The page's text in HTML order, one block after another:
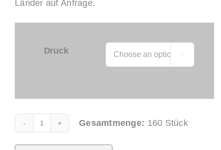
Länder auf Anfrage.
Druck 
Caipirinha
Cup
Gesamtmenge: 160 Stück